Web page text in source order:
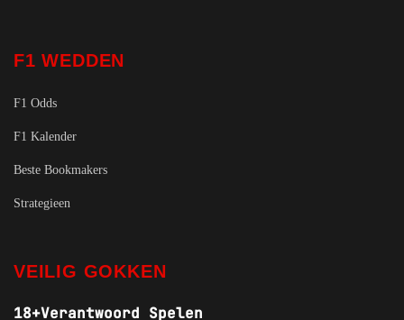
F1 WEDDEN
F1 Odds
F1 Kalender
Beste Bookmakers
Strategieen
VEILIG GOKKEN
18+Verantwoord Spelen